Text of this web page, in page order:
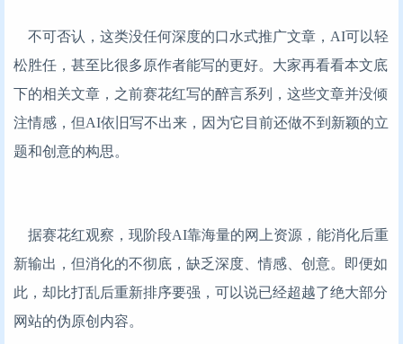
不可否认，这类没任何深度的口水式推广文章，AI可以轻
松胜任，甚至比很多原作者能写的更好。大家再看看本文底
下的相关文章，之前赛花红写的醉言系列，这些文章并没倾
注情感，但AI依旧写不出来，因为它目前还做不到新颖的立
题和创意的构思。
据赛花红观察，现阶段AI靠海量的网上资源，能消化后重
新输出，但消化的不彻底，缺乏深度、情感、创意。即便如
此，却比打乱后重新排序要强，可以说已经超越了绝大部分
网站的伪原创内容。